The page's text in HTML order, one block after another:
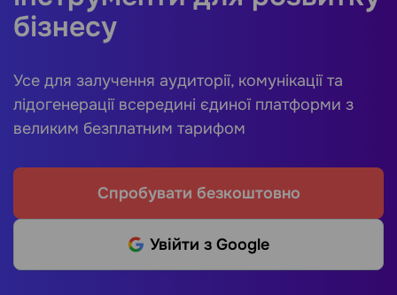
бізнесу
Усе для залучення аудиторії, комунікації та
лідогенерації всередині єдиної платформи з
великим безплатним тарифом
Спробувати безкоштовно
Увійти з Google